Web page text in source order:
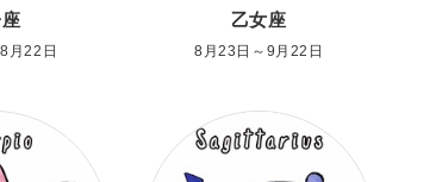
月22日
乙女座
8月23日～9月22日